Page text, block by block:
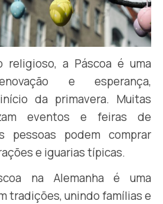
religioso, a Páscoa é uma
e esperança,
da primavera. Muitas
eventos e feiras de
pessoas podem comprar
e iguarias típicas.
na Alemanha é uma
tradições, unindo famílias e